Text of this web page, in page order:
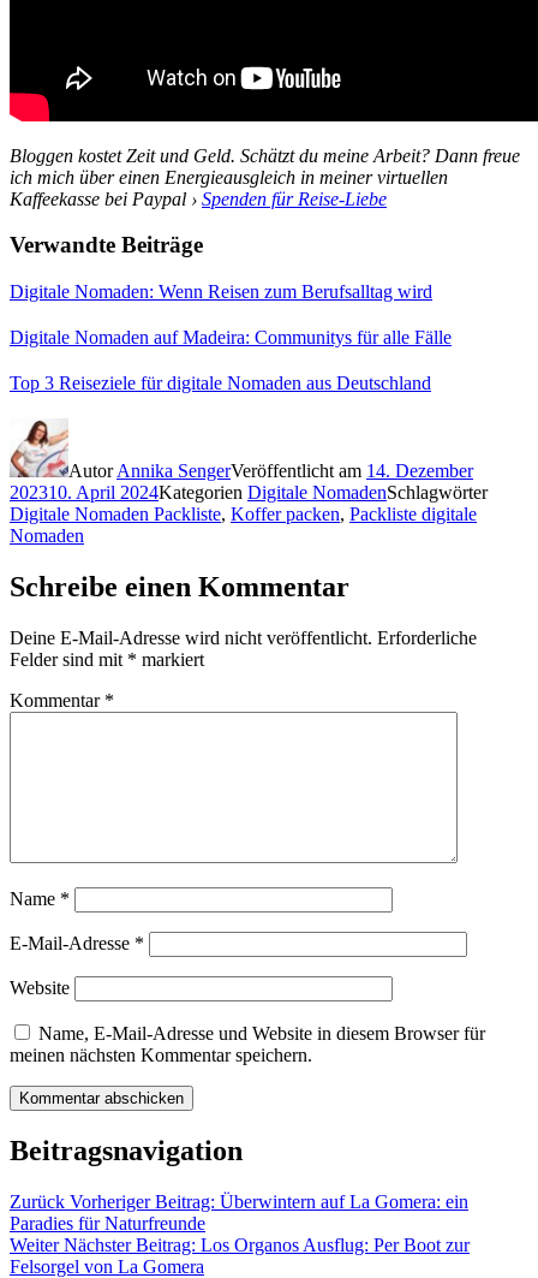
Bloggen kostet Zeit und Geld. Schätzt du meine Arbeit? Dann freue
ich mich über einen Energieausgleich in meiner virtuellen
Kaffeekasse bei Paypal › Spenden für Reise-Liebe
Verwandte Beiträge
Digitale Nomaden: Wenn Reisen zum Berufsalltag wird
Digitale Nomaden auf Madeira: Communitys für alle Fälle
Top 3 Reiseziele für digitale Nomaden aus Deutschland
AutorAnnika SengerVeröffentlicht am 14. Dezember
202310. April 2024Kategorien Digitale NomadenSchlagwörter
Digitale Nomaden Packliste, Koffer packen, Packliste digitale
Nomaden
Schreibe einen Kommentar
Deine E-Mail-Adresse wird nicht veröffentlicht. Erforderliche
Felder sind mit * markiert
Kommentar *
Name *
E-Mail-Adresse *
Website
Name, E-Mail-Adresse und Website in diesem Browser für
meinen nächsten Kommentar speichern.
Beitragsnavigation
Zurück Vorheriger Beitrag: Überwintern auf La Gomera: ein
Paradies für Naturfreunde
Weiter Nächster Beitrag: Los Organos Ausflug: Per Boot zur
Felsorgel von La Gomera